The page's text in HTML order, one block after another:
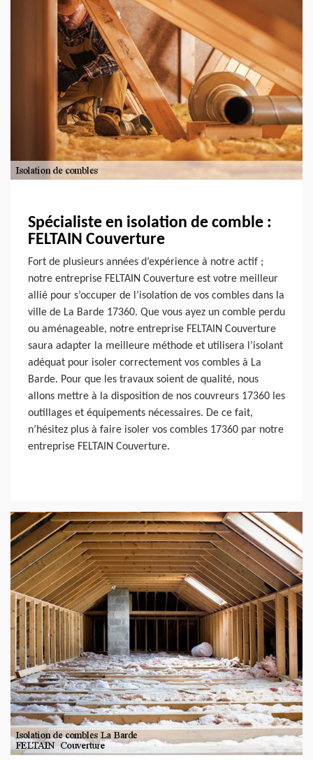
Spécialiste en isolation de comble :
FELTAIN Couverture
Fort de plusieurs années d’expérience à notre actif ;
notre entreprise FELTAIN Couverture est votre meilleur
allié pour s’occuper de l’isolation de vos combles dans la
ville de La Barde 17360. Que vous ayez un comble perdu
ou aménageable, notre entreprise FELTAIN Couverture
saura adapter la meilleure méthode et utilisera l’isolant
adéquat pour isoler correctement vos combles à La
Barde. Pour que les travaux soient de qualité, nous
allons mettre à la disposition de nos couvreurs 17360 les
outillages et équipements nécessaires. De ce fait,
n’hésitez plus à faire isoler vos combles 17360 par notre
entreprise FELTAIN Couverture.